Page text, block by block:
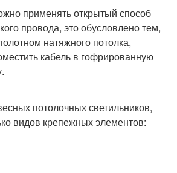
применять открытый способ
провода, это обусловлено тем,
натяжного потолка,
кабель в гофрированную
потолочных светильников,
видов крепежных элементов: